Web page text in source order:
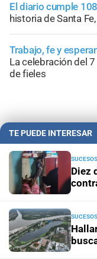
El diario cumple
historia de Santa
Trabajo, fe y
La celebración del
de fieles
Campolitoral
TE PUEDE INTERESAR
SUCESOS
Diez
SUCESOS